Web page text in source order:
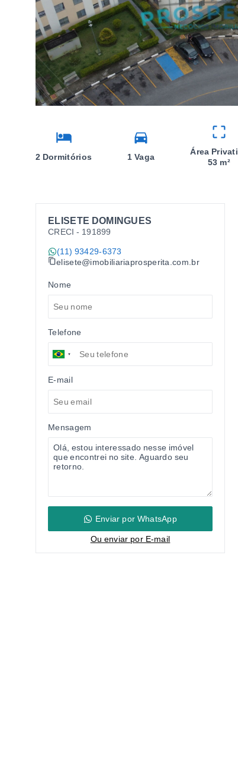
2 Dormitórios 1 Vaga
Área
53 m²
ELISETE DOMINGUES
CRECI - 191899
(11) 93429-6373
elisete@imobiliariaprosperita.com.br
Nome
Telefone
E-mail
Mensagem
Enviar por WhatsApp
Ou enviar por E-mail